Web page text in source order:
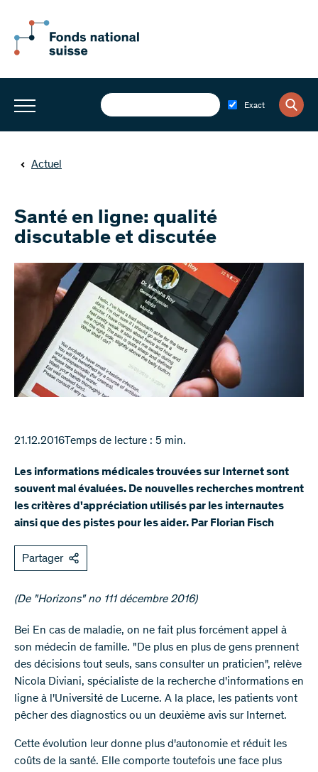
Exact
Actuel
Santé en ligne: qualité
discutable et discutée
21.12.2016Temps de lecture : 5 min.
Les informations médicales trouvées sur Internet sont
souvent mal évaluées. De nouvelles recherches montrent
les critères d'appréciation utilisés par les internautes
ainsi que des pistes pour les aider. Par Florian Fisch
Partager
(De "Horizons" no 111 décembre 2016)​​​
Bei En cas de maladie, on ne fait plus forcément appel à
son médecin de famille. "De plus en plus de gens prennent
des décisions tout seuls, sans consulter un praticien", relève
Nicola Diviani, spécialiste de la recherche d'informations en
ligne à l'Université de Lucerne. A la place, les patients vont
pêcher des diagnostics ou un deuxième avis sur Internet.
Cette évolution leur donne plus d'autonomie et réduit les
coûts de la santé. Elle comporte toutefois une face plus